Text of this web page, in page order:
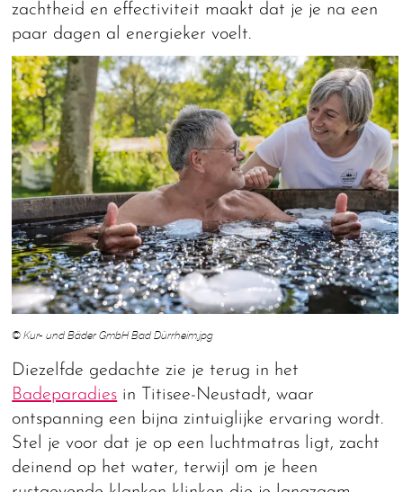
zachtheid en effectiviteit maakt dat je je na een
paar dagen al energieker voelt.
© Kur- und Bäder GmbH Bad Dürrheim.jpg
Diezelfde gedachte zie je terug in het
Badeparadies in Titisee-Neustadt, waar
ontspanning een bijna zintuiglijke ervaring wordt.
Stel je voor dat je op een luchtmatras ligt, zacht
deinend op het water, terwijl om je heen